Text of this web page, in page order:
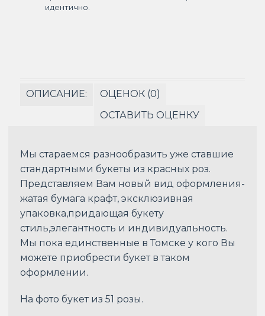
идентично.
ОПИСАНИЕ:
ОЦЕНОК (0)
ОСТАВИТЬ ОЦЕНКУ
Мы стараемся разнообразить уже ставшие
стандартными букеты из красных роз.
Представляем Вам новый вид оформления-
жатая бумага крафт, эксклюзивная
упаковка,придающая букету
стиль,элегантность и индивидуальность.
Мы пока единственные в Томске у кого Вы
можете приобрести букет в таком
оформлении.
На фото букет из 51 розы.